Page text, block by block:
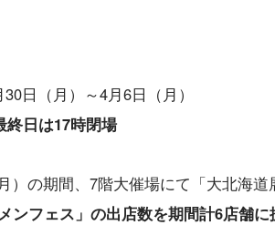
30日（月）～4月6日（月）
終日は17時閉場
）の期間、7階大催場にて「大北海道
ンフェス」の出店数を期間計6店舗に